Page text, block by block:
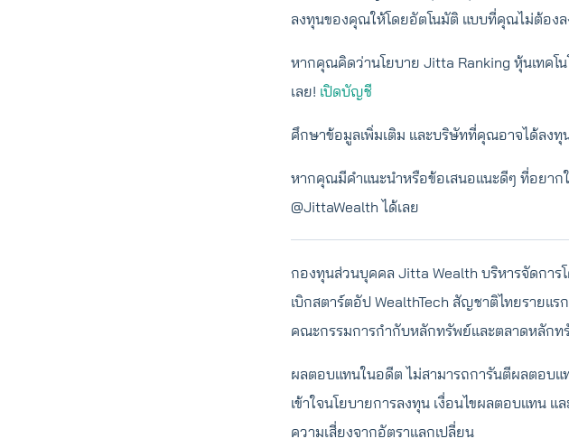
ลงทุนของคุณให้โดยอัตโนมัติ แบบที่คุณไม่ต้องล
หากคุณคิดว่านโยบาย Jitta Ranking หุ้นเทคโ
เลย! เปิดบัญชี
ศึกษาข้อมูลเพิ่มเติม และบริษัทที่คุณอาจได้ลงทุ
หากคุณมีคำแนะนำหรือข้อเสนอแนะดีๆ ที่อยา
@JittaWealth ได้เลย
กองทุนส่วนบุคคล Jitta Wealth บริหารจัดกา
เบิกสตาร์ตอัป WealthTech สัญชาติไทยรายแ
คณะกรรมการกำกับหลักทรัพย์และตลาดหลักท
ผลตอบแทนในอดีต ไม่สามารถการันตีผลตอบ
เข้าใจนโยบายการลงทุน เงื่อนไขผลตอบแทน
ความเสี่ยงจากอัตราแลกเปลี่ยน